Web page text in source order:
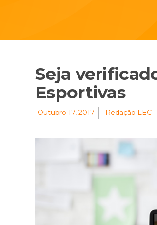
Seja
Esportivas
Outubro 17, 2017 Redação LEC